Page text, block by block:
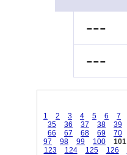
---
---
1
2 3 4 5 6 7
35
36 37 38 39
66
67 68 69 70
97
98 99 100 101
123
124 125 126